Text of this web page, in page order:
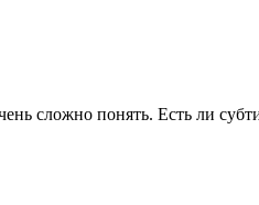
сложно понять. Есть ли